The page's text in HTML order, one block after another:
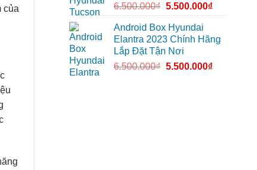
của
6.500.000₫ 5.500.000₫
Android Box Hyundai
Elantra 2023 Chính Hãng
Lắp Đặt Tận Nơi
6.500.000₫ 5.500.000₫